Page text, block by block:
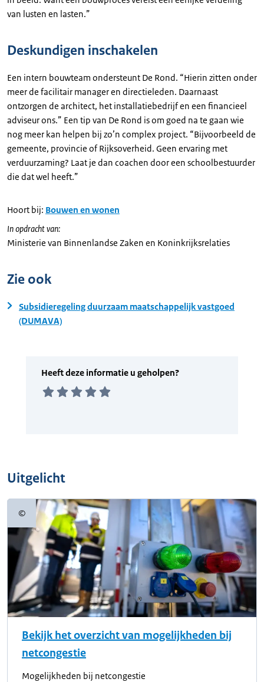
van lusten en lasten.”
Deskundigen inschakelen
Een intern bouwteam ondersteunt De Rond. “Hierin zitten onder
meer de facilitair manager en directieleden. Daarnaast
ontzorgen de architect, het installatiebedrijf en een financieel
adviseur ons.” Een tip van De Rond is om goed na te gaan wie
nog meer kan helpen bij zo’n complex project. “Bijvoorbeeld de
gemeente, provincie of Rijksoverheid. Geen ervaring met
verduurzaming? Laat je dan coachen door een schoolbestuurder
die dat wel heeft.”
Hoort bij: Bouwen en wonen
In opdracht van:
Ministerie van Binnenlandse Zaken en Koninkrijksrelaties
Zie ook
Subsidieregeling duurzaam maatschappelijk vastgoed
(DUMAVA)
Uitgelicht
©Copyrightinformatie
Bekijk het overzicht van mogelijkheden bij
netcongestie
Mogelijkheden bij netcongestie